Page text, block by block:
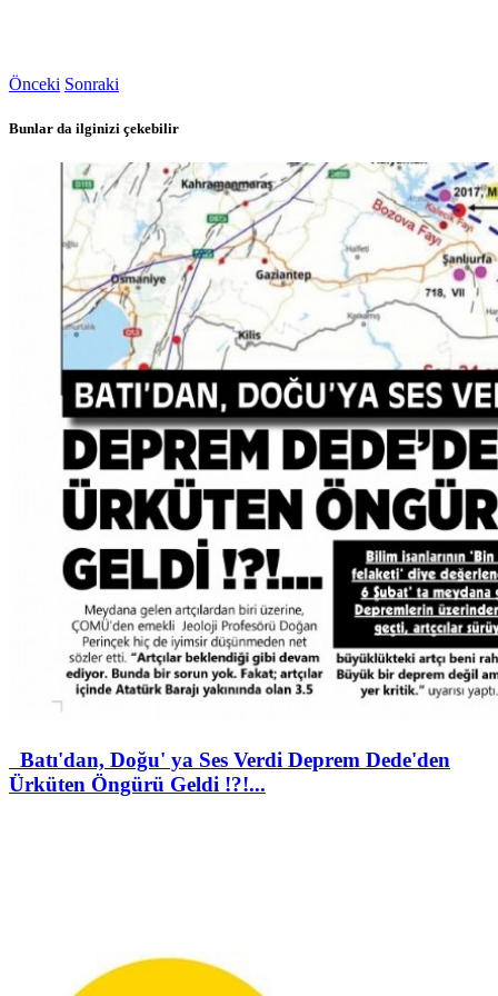
Önceki Sonraki
Bunlar da ilginizi çekebilir
Batı'dan, Doğu' ya Ses Verdi Deprem Dede'den
Ürküten Öngürü Geldi !?!...